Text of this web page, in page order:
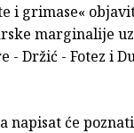
i grimase«
marginalije uz
- Držić - Fotez i
napisat će